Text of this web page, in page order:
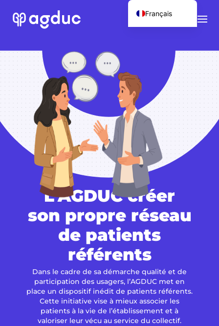
L’AGDUC créer
son propre réseau
de patients
référents
Dans le cadre de sa démarche qualité et de
participation des usagers, l’AGDUC met en
place un dispositif inédit de patients référents.
Cette initiative vise à mieux associer les
patients à la vie de l’établissement et à
valoriser leur vécu au service du collectif.
Français
English (UK)